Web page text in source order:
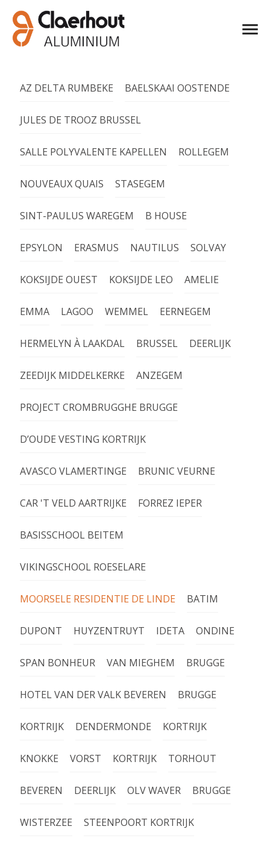
AZ DELTA RUMBEKE BAELSKAAI OOSTENDE
JULES DE TROOZ BRUSSEL
SALLE POLYVALENTE KAPELLEN ROLLEGEM
NOUVEAUX QUAIS STASEGEM
SINT-PAULUS WAREGEM B HOUSE
EPSYLON ERASMUS NAUTILUS SOLVAY
KOKSIJDE OUEST KOKSIJDE LEO AMELIE
EMMA LAGOO WEMMEL EERNEGEM
HERMELYN À LAAKDAL BRUSSEL DEERLIJK
ZEEDIJK MIDDELKERKE ANZEGEM
PROJECT CROMBRUGGHE BRUGGE
D’OUDE VESTING KORTRIJK
AVASCO VLAMERTINGE BRUNIC VEURNE
CAR 'T VELD AARTRIJKE FORREZ IEPER
BASISSCHOOL BEITEM
VIKINGSCHOOL ROESELARE
MOORSELE RESIDENTIE DE LINDE BATIM
DUPONT HUYZENTRUYT IDETA ONDINE
SPAN BONHEUR VAN MIEGHEM BRUGGE
HOTEL VAN DER VALK BEVEREN BRUGGE
KORTRIJK DENDERMONDE KORTRIJK
KNOKKE VORST KORTRIJK TORHOUT
BEVEREN DEERLIJK OLV WAVER BRUGGE
WISTERZEE STEENPOORT KORTRIJK